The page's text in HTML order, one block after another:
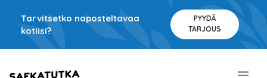
Tarvitsetko naposteltavaa
kotiisi?
PYYDÄ
TARJOUS